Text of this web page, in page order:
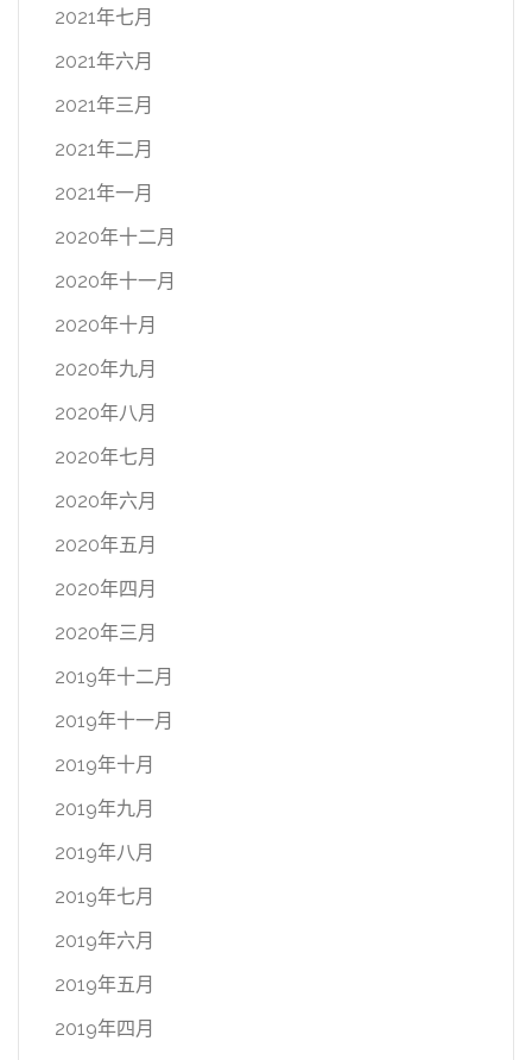
2021年七月
2021年六月
2021年三月
2021年二月
2021年一月
2020年十二月
2020年十一月
2020年十月
2020年九月
2020年八月
2020年七月
2020年六月
2020年五月
2020年四月
2020年三月
2019年十二月
2019年十一月
2019年十月
2019年九月
2019年八月
2019年七月
2019年六月
2019年五月
2019年四月